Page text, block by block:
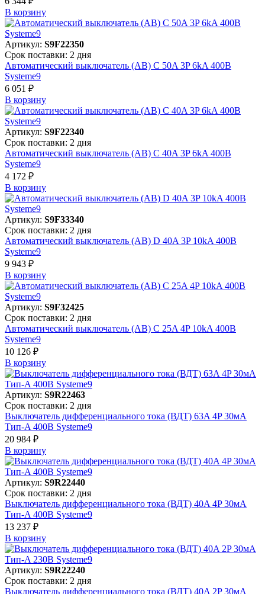
В корзинy
Артикул: S9F22350
Срок поставки: 2 дня
Автоматический выключатель (АВ) C 50A 3P 6kA 400В
Systeme9
6 051 ₽
В корзинy
Артикул: S9F22340
Срок поставки: 2 дня
Автоматический выключатель (АВ) C 40A 3P 6kA 400В
Systeme9
4 172 ₽
В корзинy
Артикул: S9F33340
Срок поставки: 2 дня
Автоматический выключатель (АВ) D 40A 3P 10kA 400В
Systeme9
9 943 ₽
В корзинy
Артикул: S9F32425
Срок поставки: 2 дня
Автоматический выключатель (АВ) C 25A 4P 10kA 400В
Systeme9
10 126 ₽
В корзинy
Артикул: S9R22463
Срок поставки: 2 дня
Выключатель дифференциального тока (ВДТ) 63A 4P 30мА
Тип-A 400В Systeme9
20 984 ₽
В корзинy
Артикул: S9R22440
Срок поставки: 2 дня
Выключатель дифференциального тока (ВДТ) 40A 4P 30мА
Тип-A 400В Systeme9
13 237 ₽
В корзинy
Артикул: S9R22240
Срок поставки: 2 дня
Выключатель дифференциального тока (ВДТ) 40A 2P 30мА